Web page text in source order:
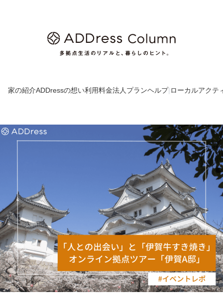
家の紹介ADDressの想い利用料金法人プランヘルプ| ローカルアクテ